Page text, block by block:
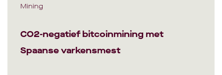
Mining
CO2-negatief bitcoinmining met
Spaanse varkensmest